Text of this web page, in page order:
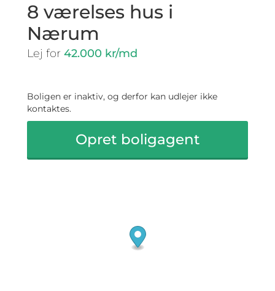
8 værelses hus i
Nærum
Lej for 42.000 kr/md
Boligen er inaktiv, og derfor kan udlejer ikke
kontaktes.
Opret boligagent